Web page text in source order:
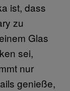
ist, dass
zu
Glas
sei,
nur
genieße,